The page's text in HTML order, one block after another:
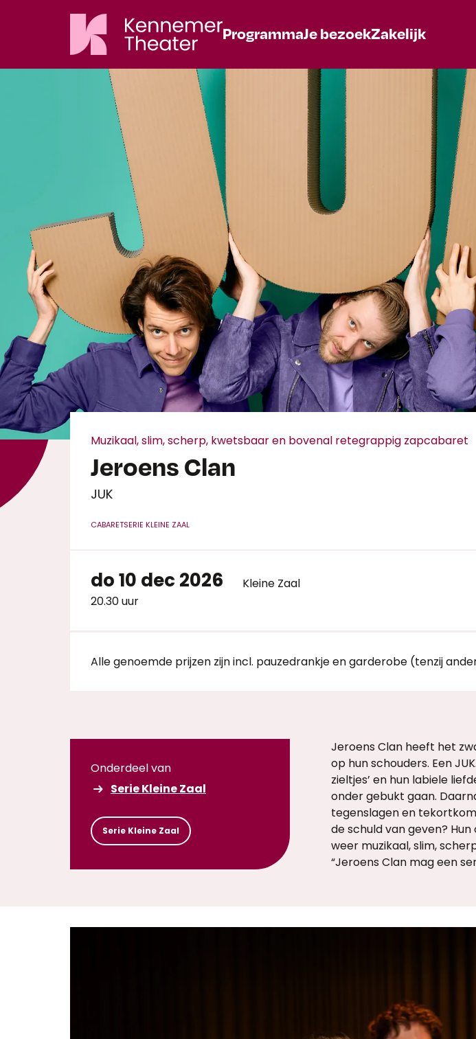
ProgrammaJe bezoekZakelijk
Jeroens Clan
JUK
Muzikaal, slim, scherp, kwetsbaar en bovenal retegrappig zapcabaret
CABARETSERIE KLEINE ZAAL
do 10 dec 2026
20.30 uur
Kleine Zaal
Alle genoemde prijzen zijn incl. pauzedrankje en garderobe (tenzij
Jeroens Clan heeft het
op hun schouders. Een
zieltjes’ en hun labiele
onder gebukt gaan.
tegenslagen en
de schuld van geven?
weer muzikaal, slim,
“Jeroens Clan mag een
Onderdeel van
Serie Kleine Zaal
Serie Kleine Zaal